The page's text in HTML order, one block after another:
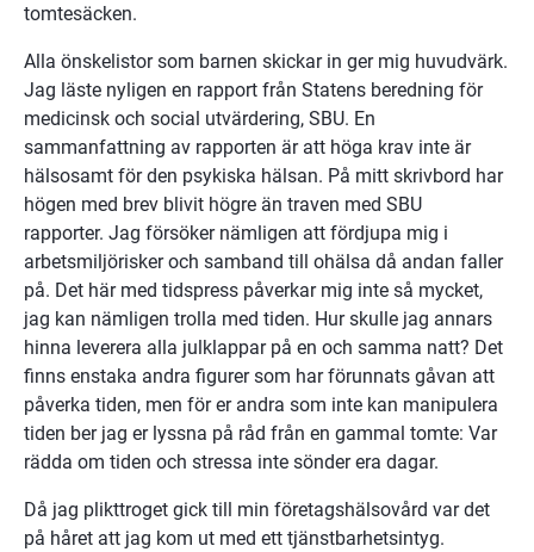
tomtesäcken.
Alla önskelistor som barnen skickar in ger mig huvudvärk.
Jag läste nyligen en rapport från Statens beredning för
medicinsk och social utvärdering, SBU. En
sammanfattning av rapporten är att höga krav inte är
hälsosamt för den psykiska hälsan. På mitt skrivbord har
högen med brev blivit högre än traven med SBU
rapporter. Jag försöker nämligen att fördjupa mig i
arbetsmiljörisker och samband till ohälsa då andan faller
på. Det här med tidspress påverkar mig inte så mycket,
jag kan nämligen trolla med tiden. Hur skulle jag annars
hinna leverera alla julklappar på en och samma natt? Det
finns enstaka andra figurer som har förunnats gåvan att
påverka tiden, men för er andra som inte kan manipulera
tiden ber jag er lyssna på råd från en gammal tomte: Var
rädda om tiden och stressa inte sönder era dagar.
Då jag plikttroget gick till min företagshälsovård var det
på håret att jag kom ut med ett tjänstbarhetsintyg.